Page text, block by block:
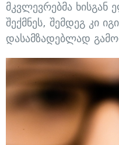
მკვლევრებმა
შექმნეს, შემდეგ კი
დასამზადებლად